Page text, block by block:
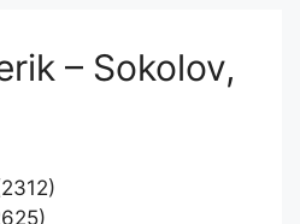
– Sokolov,